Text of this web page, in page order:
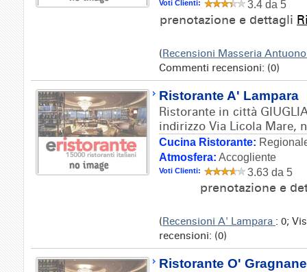
Voti Clienti: 3.4 da 5
prenotazione e dettagli
(Recensioni Masseria
Commenti recensioni: (0)
Ristorante A' Lampara
Ristorante in città
indirizzo Via Licola Mare,
Cucina Ristorante:
Atmosfera: Accogliente
Voti Clienti: 3.63 da 5
prenotazione e
(Recensioni A' Lampara : 0;
recensioni: (0)
Ristorante O'